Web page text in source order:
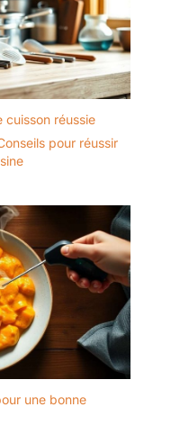
cuisson réussie
pour réussir
une bonne